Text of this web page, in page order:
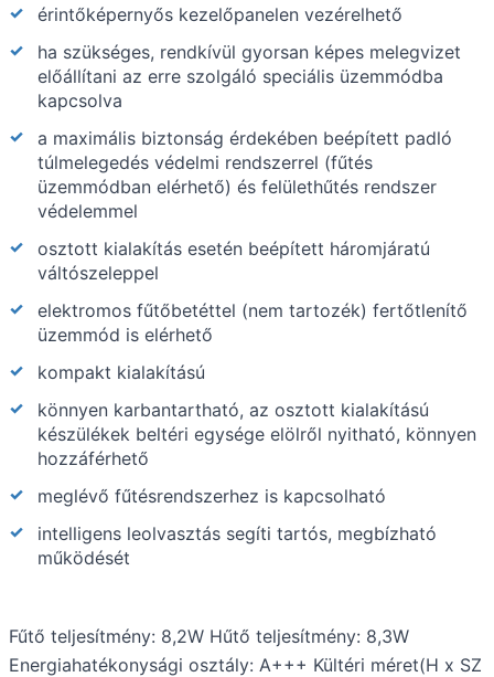
érintőképernyős kezelőpanelen vezérelhető
ha szükséges, rendkívül gyorsan képes melegvizet
előállítani az erre szolgáló speciális üzemmódba
kapcsolva
a maximális biztonság érdekében beépített padló
túlmelegedés védelmi rendszerrel (fűtés
üzemmódban elérhető) és felülethűtés rendszer
védelemmel
osztott kialakítás esetén beépített háromjáratú
váltószeleppel
elektromos fűtőbetéttel (nem tartozék) fertőtlenítő
üzemmód is elérhető
kompakt kialakítású
könnyen karbantartható, az osztott kialakítású
készülékek beltéri egysége elölről nyitható, könnyen
hozzáférhető
meglévő fűtésrendszerhez is kapcsolható
intelligens leolvasztás segíti tartós, megbízható
működését
Fűtő teljesítmény: 8,2W Hűtő teljesítmény: 8,3W
Energiahatékonysági osztály: A+++ Kültéri méret(H x SZ